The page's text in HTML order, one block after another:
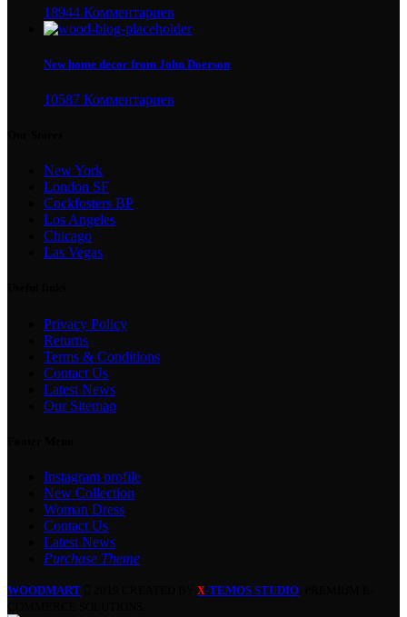
18944 Комментариев
New home decor from John Doerson
10587 Комментариев
New York
London SF
Cockfosters BP
Los Angeles
Chicago
Las Vegas
Privacy Policy
Returns
Terms & Conditions
Contact Us
Latest News
Our Sitemap
Instagram profile
New Collection
Woman Dress
Contact Us
Latest News
Purchase Theme
WOODMART X-TEMOS STUDIO